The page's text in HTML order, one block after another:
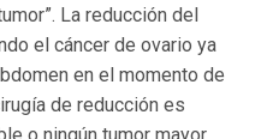
La reducción del
el cáncer de ovario ya
en el momento de
de reducción es
o ningún tumor mayor